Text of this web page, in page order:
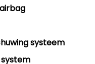
systeem